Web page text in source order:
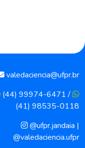
valedaciencia@ufpr.br
(44) 99974-6471/
(41) 98535-0118
@ufpr.jandaia |
@valedaciencia.ufpr